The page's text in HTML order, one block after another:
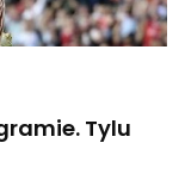
Tylu